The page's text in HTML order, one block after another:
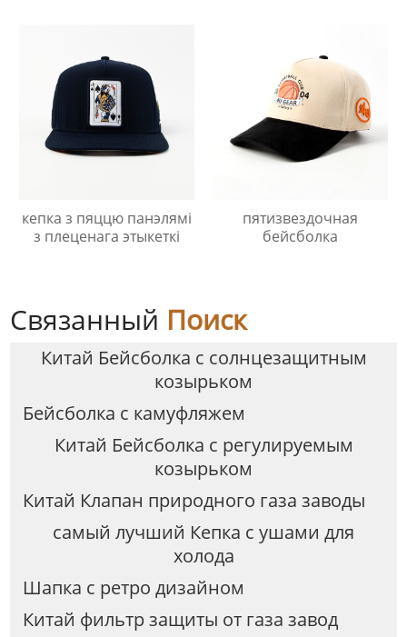
кепка з пяццю панэлямі
з плеценага этыкеткі
пятизвездочная
бейсболка
Связанный Поиск
Китай Бейсболка с солнцезащитным
козырьком
Бейсболка с камуфляжем
Китай Бейсболка с регулируемым
козырьком
Китай Клапан природного газа заводы
самый лучший Кепка с ушами для
холода
Шапка с ретро дизайном
Китай фильтр защиты от газа завод